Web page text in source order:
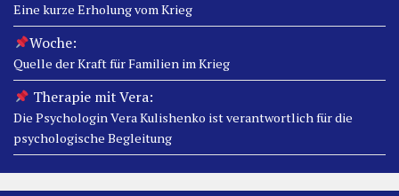
Eine kurze Erholung vom Krieg
Woche:
Quelle der Kraft für Familien im Krieg
Therapie mit Vera:
Die Psychologin Vera Kulishenko ist verantwortlich für die
psychologische Begleitung